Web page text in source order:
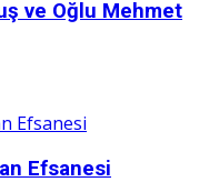
ve Oğlu Mehmet
Efsanesi